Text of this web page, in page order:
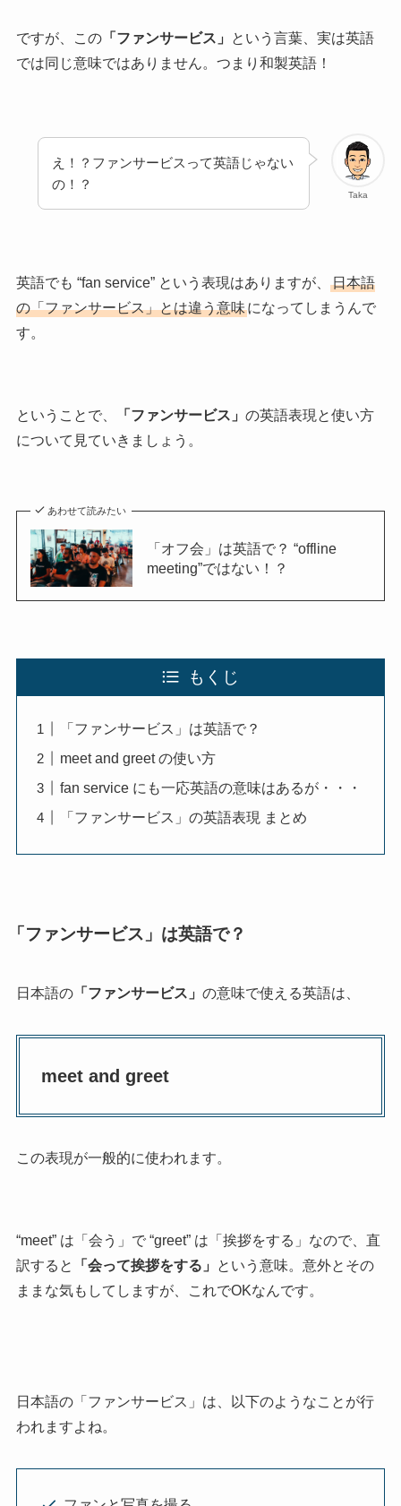
ですが、この「ファンサービス」
という言葉、実は英語
では同じ意味ではありません。つまり 和製英語！
Taka
え！？ファンサービスって英語じゃない
の！？
英語でも “fan service” という表現はありますが、
日本語
の「ファンサービス」とは違う意味になってしまうんで
す。
ということで、 「ファンサービス」 の英語表現と使い方
について見ていきましょう。
あわせて読みたい
「オフ会」は英語で？ “offline
meeting”ではない！？
もくじ
「ファンサービス」は英語で？
meet and greet の使い方
fan service にも一応英語の意味はあるが・・・
「ファンサービス」の英語表現 まとめ
「ファンサービス」は英語で？
日本語の「ファンサービス」 の意味で使える英語は、
meet and greet
この表現が一般的に使われます。
“meet” は「会う」で “greet” は「挨拶をする」なので、直
訳すると
「会って挨拶をする」
という意味。意外とその
ままな気もしてしますが、これでOKなんです。
日本語の「ファンサービス」は、以下のようなことが行
われますよね。